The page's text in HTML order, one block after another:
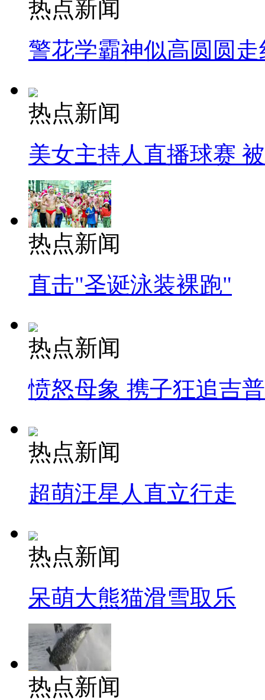
热点新闻
警花学霸神似高圆圆走
热点新闻
美女主持人直播球赛
热点新闻
直击"圣诞泳装裸跑"
热点新闻
愤怒母象 携子狂追吉
热点新闻
超萌汪星人直立行走
热点新闻
呆萌大熊猫滑雪取乐
热点新闻